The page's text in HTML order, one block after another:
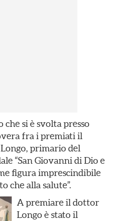
che si è svolta presso
fra i premiati il
primario del
“San Giovanni di Dio e
figura imprescindibile
che alla salute”.
A premiare il dottor
Longo è stato il